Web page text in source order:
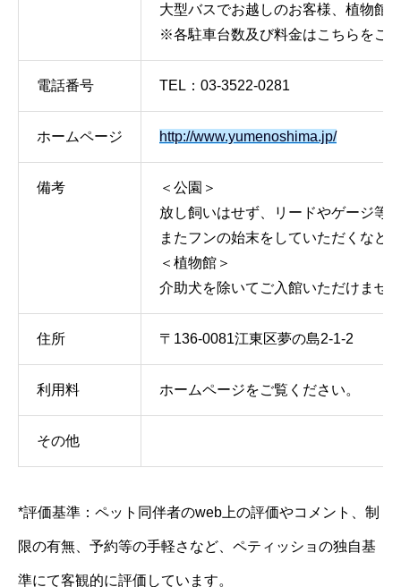
大型バスでお越しのお客様、植物館
※各駐車台数及び料金はこちらをご
電話番号 TEL：03-3522-0281
ホームページ http://www.yumenoshima.jp/
備考
＜公園＞
放し飼いはせず、リードやゲージ等
またフンの始末をしていただくなど
＜植物館＞
介助犬を除いてご入館いただけませ
住所 〒136-0081江東区夢の島2-1-2
利用料 ホームページをご覧ください。
その他
*評価基準：ペット同伴者のweb上の評価やコメント、制
限の有無、予約等の手軽さなど、ペティッショの独自基
準にて客観的に評価しています。